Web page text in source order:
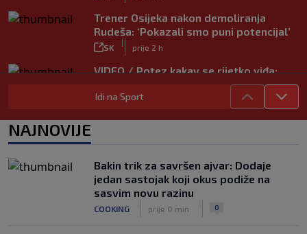
Trener Osijeka nakon demoliranja
Rudeša: ‘Pokazali smo puni potencijal’
SK
|
prije 2 h
VIDEO / Potez kakav se rijetko viđa:
Kada pomoć nije stigla, na rukama je
iznio suigrača u bolovima
SK prije 3 h
Dinamo u finalu Ramljaka! Sutra protiv
Ajaxa na glavnom terenu Maksimira
|
prije 3 h
Idi na Sport
NAJNOVIJE
Bakin trik za savršen ajvar: Dodaje
jedan sastojak koji okus podiže na
sasvim novu razinu
COOKING prije 0 min. 0